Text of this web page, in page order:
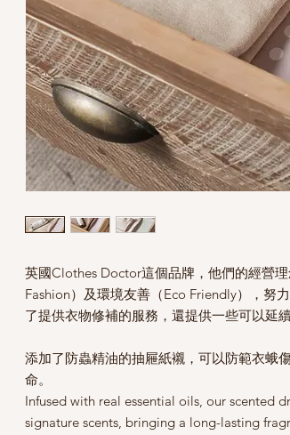
英國Clothes Doctor這個品牌，他們的經營
Fashion）及環境友善（Eco Friendly），努
了提供衣物修補的服務，還提供一些可以延
添加了防蟲精油的抽屜紙襯，可以防範衣蛾
命。
Infused with real essential oils, our scented
signature scents, bringing a long-lasting